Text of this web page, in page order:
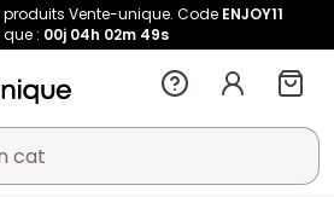
produits Vente-unique. Code ENJOY11
que : 00j 04h 02m 49s